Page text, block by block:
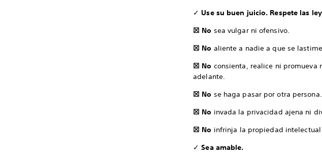
✓ Use su buen juicio. Respete las
☒ No sea vulgar ni ofensivo.
☒ No aliente a nadie a que se
☒ No consienta, realice ni promueva
adelante.
☒ No se haga pasar por otra persona.
☒ No invada la privacidad ajena ni
☒ No infrinja la propiedad intelectual
✓ Sea amable.